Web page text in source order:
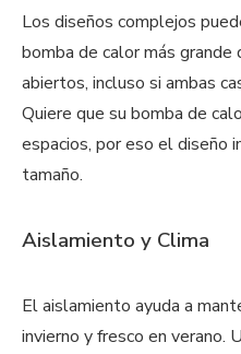
Los diseños complejos
bomba de calor más
abiertos, incluso si ambas
Quiere que su bomba de
espacios, por eso el diseño
tamaño.
Aislamiento y Clima
El aislamiento ayuda a
invierno y fresco en verano.